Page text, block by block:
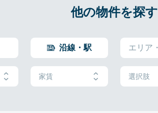
他の物件を探す
沿線・駅
家賃 選択肢